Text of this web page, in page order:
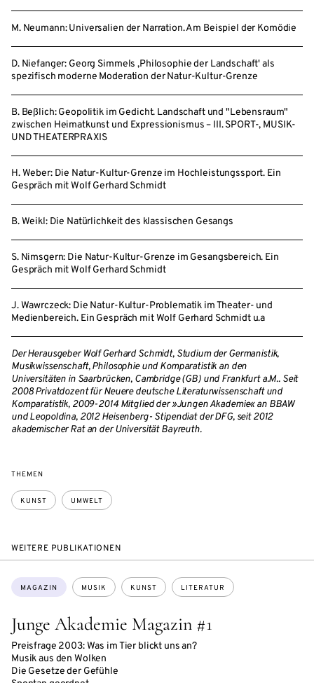
M. Neumann: Universalien der Narration. Am Beispiel der Komödie
D. Niefanger: Georg Simmels ,Philosophie der Landschaft' als
spezifisch moderne Moderation der Natur-Kultur-Grenze
B. Beßlich: Geopolitik im Gedicht. Landschaft und "Lebensraum"
zwischen Heimatkunst und Expressionismus – III. SPORT-, MUSIK-
UND THEATERPRAXIS
H. Weber: Die Natur-Kultur-Grenze im Hochleistungssport. Ein
Gespräch mit Wolf Gerhard Schmidt
B. Weikl: Die Natürlichkeit des klassischen Gesangs
S. Nimsgern: Die Natur-Kultur-Grenze im Gesangsbereich. Ein
Gespräch mit Wolf Gerhard Schmidt
J. Wawrczeck: Die Natur-Kultur-Problematik im Theater- und
Medienbereich. Ein Gespräch mit Wolf Gerhard Schmidt u.a
Der Herausgeber Wolf Gerhard Schmidt, Studium der Germanistik,
Musikwissenschaft, Philosophie und Komparatistik an den
Universitäten in Saarbrücken, Cambridge (GB) und Frankfurt a.M.. Seit
2008 Privatdozent für Neuere deutsche Literaturwissenschaft und
Komparatistik, 2009-2014 Mitglied der »Jungen Akademie« an BBAW
und Leopoldina, 2012 Heisenberg- Stipendiat der DFG, seit 2012
akademischer Rat an der Universität Bayreuth.
THEMEN
KUNST UMWELT
WEITERE PUBLIKATIONEN
Junge Akademie Magazin #1
Preisfrage 2003: Was im Tier blickt uns an?
Musik aus den Wolken
Die Gesetze der Gefühle
Themen:
MAGAZIN MUSIK KUNST LITERATUR